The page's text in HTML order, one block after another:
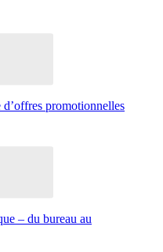
promotionnelles
– du bureau au